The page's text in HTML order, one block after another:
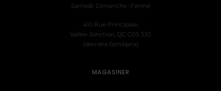
Samedi-Dimanche : Fermé
410 Rue Principale,
Vallée-Jonction, QC G0S 3J0
(derrière familiprix)
MAGASINER